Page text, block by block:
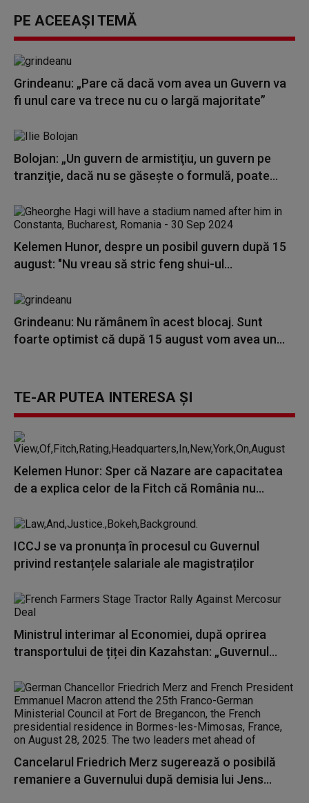
PE ACEEAȘI TEMĂ
Grindeanu: „Pare că dacă vom avea un Guvern va
fi unul care va trece nu cu o largă majoritate”
Bolojan: „Un guvern de armistiţiu, un guvern pe
tranziţie, dacă nu se găseşte o formulă, poate...
Kelemen Hunor, despre un posibil guvern după 15
august: "Nu vreau să stric feng shui-ul...
Grindeanu: Nu rămânem în acest blocaj. Sunt
foarte optimist că după 15 august vom avea un...
TE-AR PUTEA INTERESA ȘI
Kelemen Hunor: Sper că Nazare are capacitatea
de a explica celor de la Fitch că România nu...
ICCJ se va pronunța în procesul cu Guvernul
privind restanțele salariale ale magistraților
Ministrul interimar al Economiei, după oprirea
transportului de țiței din Kazahstan: „Guvernul...
Cancelarul Friedrich Merz sugerează o posibilă
remaniere a Guvernului după demisia lui Jens...